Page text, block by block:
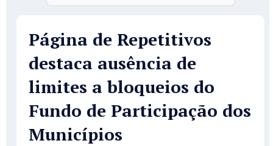
Página de Repetitivos
destaca ausência de
limites a bloqueios do
Fundo de Participação dos
Municípios